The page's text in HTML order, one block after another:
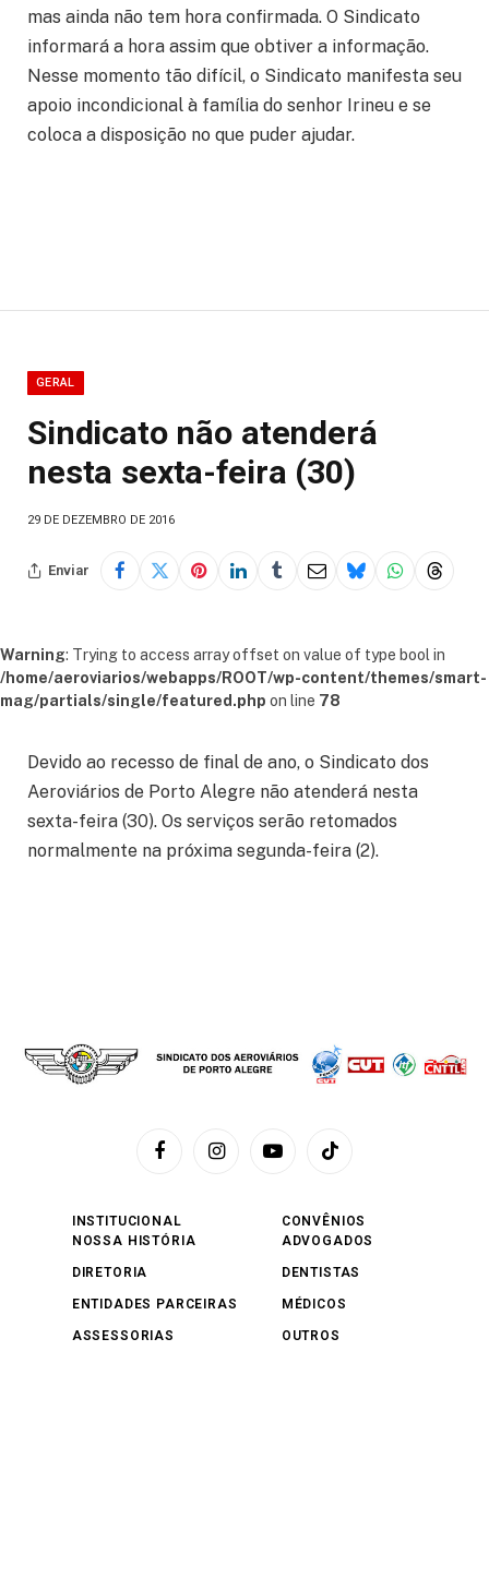
mas ainda não tem hora confirmada. O Sindicato
informará a hora assim que obtiver a informação.
Nesse momento tão difícil, o Sindicato manifesta seu
apoio incondicional à família do senhor Irineu e se
coloca a disposição no que puder ajudar.
GERAL
Sindicato não atenderá
nesta sexta-feira (30)
29 DE DEZEMBRO DE 2016
Enviar
Warning: Trying to access array offset on value of type bool in
/home/aeroviarios/webapps/ROOT/wp-content/themes/smart-
mag/partials/single/featured.php on line 78
Devido ao recesso de final de ano, o Sindicato dos
Aeroviários de Porto Alegre não atenderá nesta
sexta-feira (30). Os serviços serão retomados
normalmente na próxima segunda-feira (2).
FacebookInstagramYouTubeTikTok
INSTITUCIONAL
NOSSA HISTÓRIA
DIRETORIA
ENTIDADES PARCEIRAS
ASSESSORIAS
CONVÊNIOS
ADVOGADOS
DENTISTAS
MÉDICOS
OUTROS